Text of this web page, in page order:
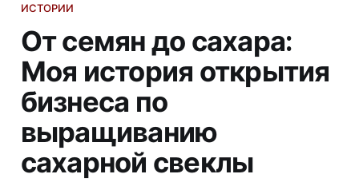
ИСТОРИИ
От семян до сахара:
Моя история открытия
бизнеса по
выращиванию
сахарной свеклы